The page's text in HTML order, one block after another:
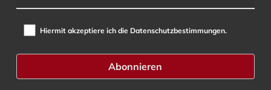
Hiermit akzeptiere ich die Datenschutzbestimmungen.